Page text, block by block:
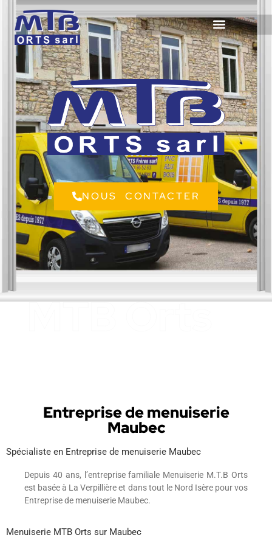
NOUS CONTACTER
Entreprise de menuiserie
Maubec
Spécialiste en Entreprise de menuiserie Maubec
Depuis 40 ans, l’entreprise familiale Menuiserie M.T.B Orts
est basée à La Verpillière et dans tout le Nord Isère pour vos
Entreprise de menuiserie Maubec.
Menuiserie MTB Orts sur Maubec